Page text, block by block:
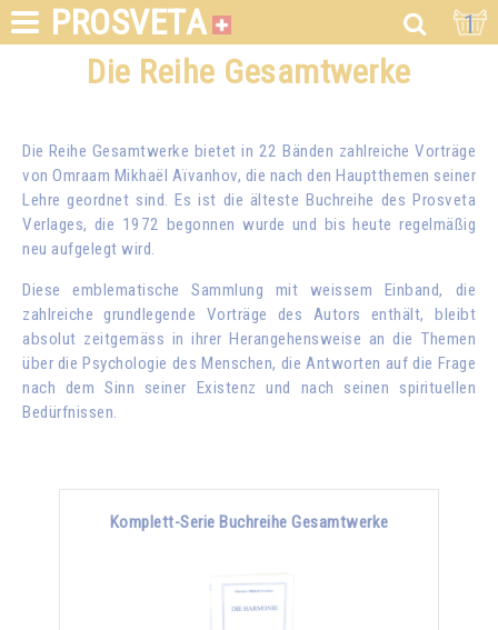
PROSVETA 1
Die Reihe Gesamtwerke
Die Reihe Gesamtwerke bietet in 22 Bänden zahlreiche Vorträge
von Omraam Mikhaël Aïvanhov, die nach den Hauptthemen seiner
Lehre geordnet sind. Es ist die älteste Buchreihe des Prosveta
Verlages, die 1972 begonnen wurde und bis heute regelmäßig
neu aufgelegt wird.
Diese emblematische Sammlung mit weissem Einband, die
zahlreiche grundlegende Vorträge des Autors enthält, bleibt
absolut zeitgemäss in ihrer Herangehensweise an die Themen
über die Psychologie des Menschen, die Antworten auf die Frage
nach dem Sinn seiner Existenz und nach seinen spirituellen
Bedürfnissen.
Komplett-Serie Buchreihe Gesamtwerke